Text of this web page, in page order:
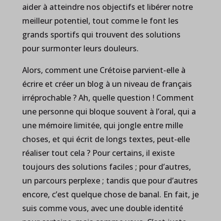
aider à atteindre nos objectifs et libérer notre
meilleur potentiel, tout comme le font les
grands sportifs qui trouvent des solutions
pour surmonter leurs douleurs.
Alors, comment une Crétoise parvient-elle à
écrire et créer un blog à un niveau de français
irréprochable ? Ah, quelle question ! Comment
une personne qui bloque souvent à l’oral, qui a
une mémoire limitée, qui jongle entre mille
choses, et qui écrit de longs textes, peut-elle
réaliser tout cela ? Pour certains, il existe
toujours des solutions faciles ; pour d’autres,
un parcours perplexe ; tandis que pour d’autres
encore, c’est quelque chose de banal. En fait, je
suis comme vous, avec une double identité